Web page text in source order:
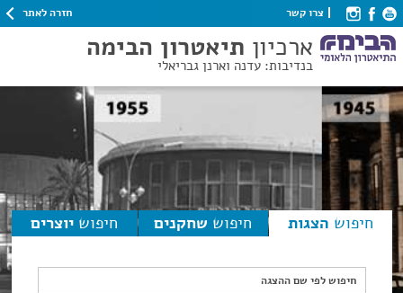
צרו קשר חזרה לאתר
ארכיון תיאטרון הבימה
בנדיבות: עדנה וארנן גבריאלי
חיפוש הצגות חיפוש שחקנים חיפוש יוצרים
חיפוש לפי שם ההצגה